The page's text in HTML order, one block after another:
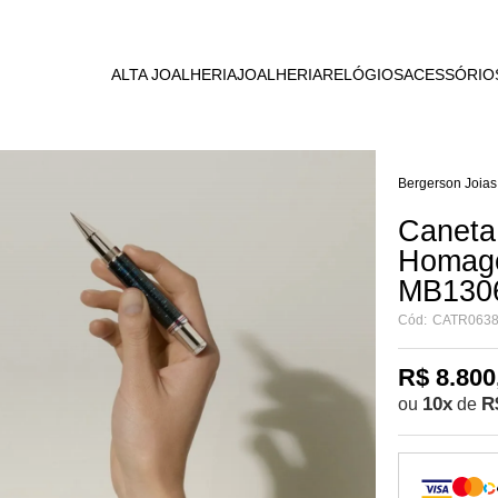
ALTA JOALHERIAJOALHERIA
BLOOMING
METAMORPHOSIS
NÓ
RELÓGIOS
Bergerson Joias
Cód: CATR0638
R$
ou 10x de